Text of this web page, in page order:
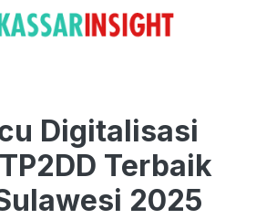
Digitalisasi
Terbaik
2025